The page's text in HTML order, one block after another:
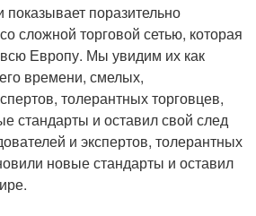
показывает поразительно
сложной торговой сетью, которая
Европу. Мы увидим их как
времени, смелых,
толерантных торговцев,
стандарты и оставил свой след
и экспертов, толерантных
новые стандарты и оставил